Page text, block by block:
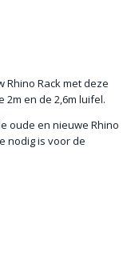
Rhino Rack met deze
2m en de 2,6m luifel.
oude en nieuwe Rhino
nodig is voor de